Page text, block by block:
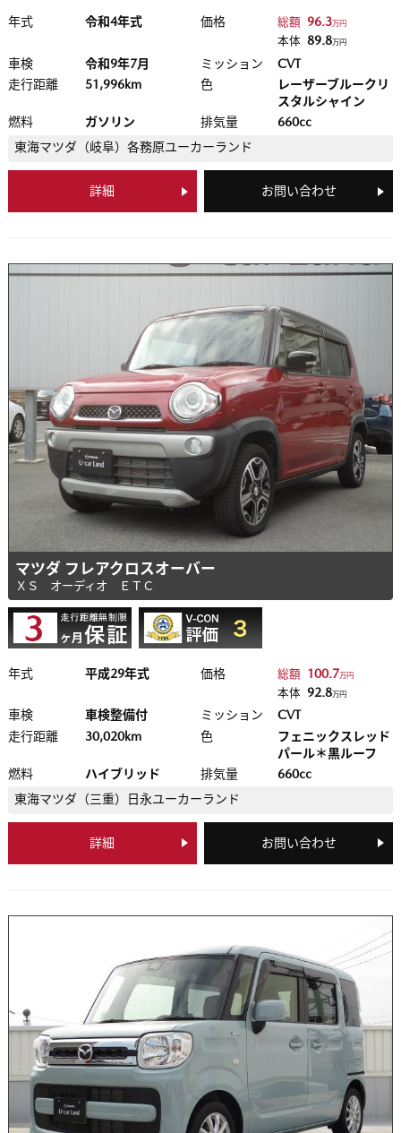
年式 令和4年式 価格 総額 96.3万円
本体 89.8万円
車検 令和9年7月 ミッション
CVT
走行距離
51,996km 色
レーザーブルークリ
スタルシャイン
燃料
ガソリン 排気量
660cc
東海マツダ（岐阜） 各務原ユーカーランド
詳細 お問い合わせ
マツダ フレアクロスオーバー
ＸＳ オーディオ ＥＴＣ
年式 平成29年式 価格 総額 100.7万円
本体 92.8万円
車検 車検整備付 ミッション
CVT
走行距離
30,020km 色
フェニックスレッド
パール＊黒ルーフ
燃料
ハイブリッド 排気量
660cc
東海マツダ（三重）
日永ユーカーランド
詳細 お問い合わせ